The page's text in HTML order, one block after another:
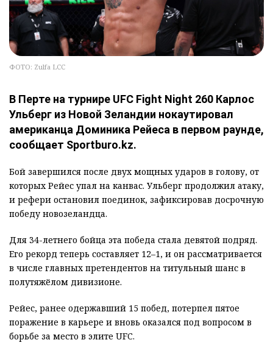
ФОТО: Zulfa LCC
В Перте на турнире UFC Fight Night 260 Карлос
Ульберг из Новой Зеландии нокаутировал
американца Доминика Рейеса в первом раунде,
сообщает Sportburo.kz.
Бой завершился после двух мощных ударов в голову, от
которых Рейес упал на канвас. Ульберг продолжил атаку,
и рефери остановил поединок, зафиксировав досрочную
победу новозеландца.
Для 34-летнего бойца эта победа стала девятой подряд.
Его рекорд теперь составляет 12–1, и он рассматривается
в числе главных претендентов на титульный шанс в
полутяжёлом дивизионе.
Рейес, ранее одержавший 15 побед, потерпел пятое
поражение в карьере и вновь оказался под вопросом в
борьбе за место в элите UFC.